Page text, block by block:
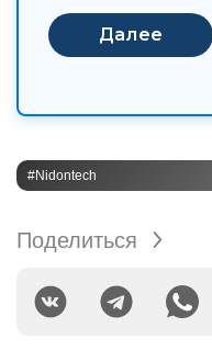
#Nidontech
Поделиться